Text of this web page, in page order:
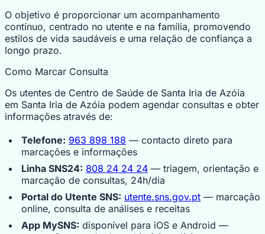
O objetivo é proporcionar um acompanhamento
contínuo, centrado no utente e na família, promovendo
estilos de vida saudáveis e uma relação de confiança a
longo prazo.
Como Marcar Consulta
Os utentes de Centro de Saúde de Santa Iria de Azóia
em Santa Iria de Azóia podem agendar consultas e obter
informações através de:
Telefone: 963 898 188 — contacto direto para
marcações e informações
Linha SNS24: 808 24 24 24 — triagem, orientação e
marcação de consultas, 24h/dia
Portal do Utente SNS: utente.sns.gov.pt — marcação
online, consulta de análises e receitas
App MySNS: disponível para iOS e Android —